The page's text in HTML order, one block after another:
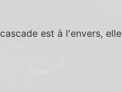
est à l'envers, elle